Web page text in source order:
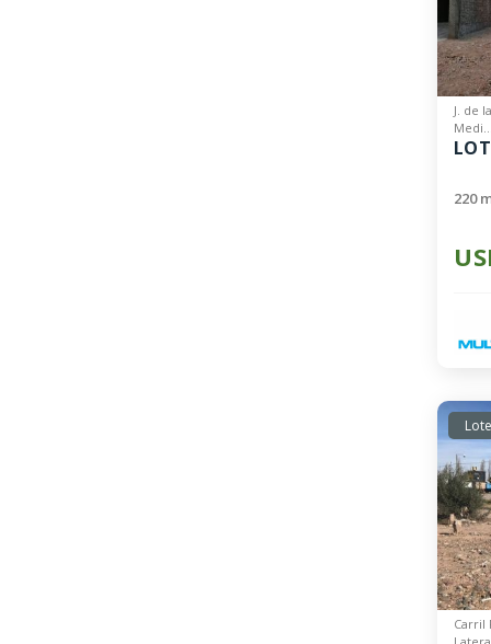
J. de
Medi...
220
Carril